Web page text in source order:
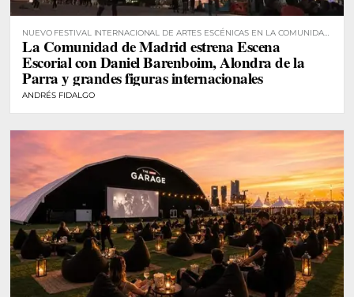
NUEVO FESTIVAL INTERNACIONAL DE ARTES ESCÉNICAS EN LA COMUNIDAD
DE MADRID
La Comunidad de Madrid estrena Escena
Escorial con Daniel Barenboim, Alondra de la
Parra y grandes figuras internacionales
ANDRÉS FIDALGO